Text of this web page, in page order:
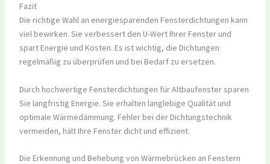
Fazit
Die richtige Wahl an energiesparenden Fensterdichtungen kann
viel bewirken. Sie verbessert den U-Wert Ihrer Fenster und
spart Energie und Kosten. Es ist wichtig, die Dichtungen
regelmäßig zu überprüfen und bei Bedarf zu ersetzen.
Durch hochwertige Fensterdichtungen für Altbaufenster sparen
Sie langfristig Energie. Sie erhalten langlebige Qualität und
optimale Wärmedämmung. Fehler bei der Dichtungstechnik
vermeiden, hält Ihre Fenster dicht und effizient.
Die Erkennung und Behebung von Wärmebrücken an Fenstern